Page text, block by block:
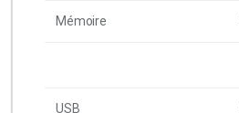
Mémoire
USB